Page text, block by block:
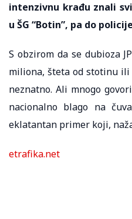
intenzivnu krađu znali
u ŠG “Botin”, pa do
S obzirom da se dubioza
miliona, šteta od stotinu
neznatno. Ali mnogo
nacionalno blago na
eklatantan primer koji,
etrafika.net